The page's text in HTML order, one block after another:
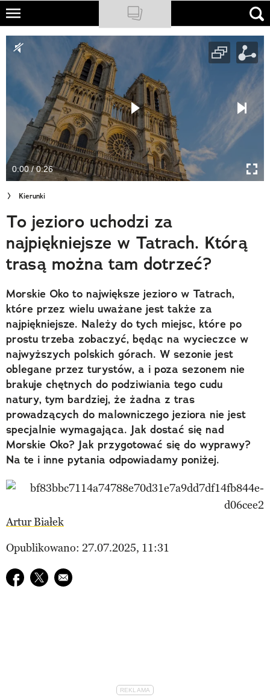
Skip
main
NATIONAL GEOGRAPHIC
PODCASTY
Sklep
Newsletter
Cuda Polski
Wielki Konkurs Fotograficzny
Trendbook Podróżniczy
Polecane
0:00 / 0:26
Kierunki
To jezioro uchodzi za
najpiękniejsze w Tatrach. Którą
trasą można tam dotrzeć?
Morskie Oko to największe jezioro w Tatrach,
które przez wielu uważane jest także za
najpiękniejsze. Należy do tych miejsc, które po
prostu trzeba zobaczyć, będąc na wycieczce w
najwyższych polskich górach. W sezonie jest
oblegane przez turystów, a i poza sezonem nie
brakuje chętnych do podziwiania tego cudu
natury, tym bardziej, że żadna z tras
prowadzących do malowniczego jeziora nie jest
specjalnie wymagająca. Jak dostać się nad
Morskie Oko? Jak przygotować się do wyprawy?
Na te i inne pytania odpowiadamy poniżej.
Artur Białek
Opublikowano: 27.07.2025, 11:31
Udostępnij na facebook
Udostępnij na twitter
E-mail do przyjaciela